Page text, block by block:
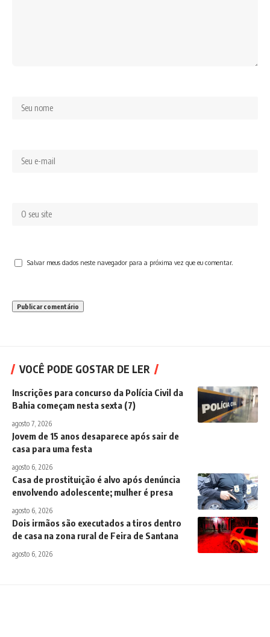
Salvar meus dados neste navegador para a próxima vez que eu comentar.
VOCÊ PODE GOSTAR DE LER
Inscrições para concurso da Polícia Civil da
Bahia começam nesta sexta (7)
agosto 7, 2026
Jovem de 15 anos desaparece após sair de
casa para uma festa
agosto 6, 2026
Casa de prostituição é alvo após denúncia
envolvendo adolescente; mulher é presa
agosto 6, 2026
Dois irmãos são executados a tiros dentro
de casa na zona rural de Feira de Santana
agosto 6, 2026